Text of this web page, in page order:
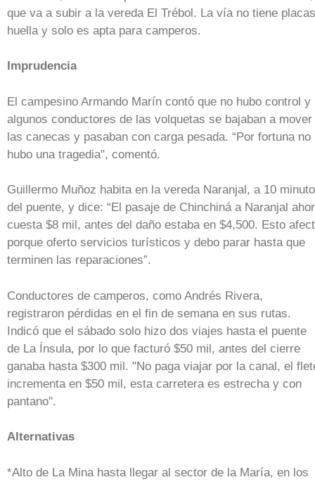
que va a subir a la vereda El Trébol. La vía no tiene placas
huella y solo es apta para camperos.
Imprudencia
El campesino Armando Marín contó que no hubo control y
algunos conductores de las volquetas se bajaban a mover
las canecas y pasaban con carga pesada. “Por fortuna no
hubo una tragedia", comentó.
Guillermo Muñoz habita en la vereda Naranjal, a 10
del puente, y dice: “El pasaje de Chinchiná a Naranjal
cuesta $8 mil, antes del daño estaba en $4,500. Esto
porque oferto servicios turísticos y debo parar hasta que
terminen las reparaciones”.
Conductores de camperos, como Andrés Rivera,
registraron pérdidas en el fin de semana en sus rutas.
Indicó que el sábado solo hizo dos viajes hasta el puente
de La Ínsula, por lo que facturó $50 mil, antes del cierre
ganaba hasta $300 mil. "No paga viajar por la canal, el
incrementa en $50 mil, esta carretera es estrecha y con
pantano".
Alternativas
*Alto de La Mina hasta llegar al sector de la María, en los